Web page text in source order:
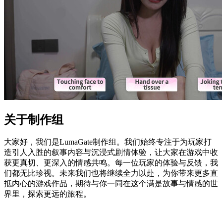
关于制作组
大家好，我们是LumaGate制作组。我们始终专注于为玩家打
造引人入胜的叙事内容与沉浸式剧情体验，让大家在游戏中收
获更真切、更深入的情感共鸣。每一位玩家的体验与反馈，我
们都无比珍视。未来我们也将继续全力以赴，为你带来更多直
抵内心的游戏作品，期待与你一同在这个满是故事与情感的世
界里，探索更远的旅程。